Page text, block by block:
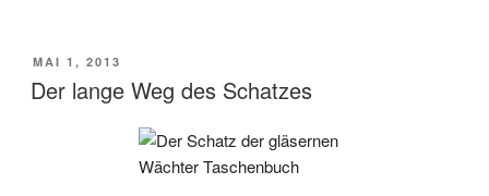
VERÖFFENTLICHT
AM
MAI 1, 2013
Der lange Weg des Schatzes